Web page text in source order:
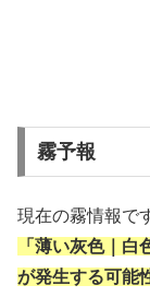
霧予報
現在の霧情報で
「薄い灰色｜
が発生する可能